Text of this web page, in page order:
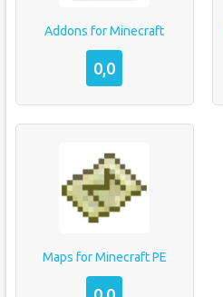
Addons for Minecraft
0,0
Maps for Minecraft PE